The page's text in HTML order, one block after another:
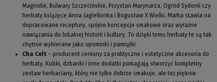
Magnolie, Bulwary Szczecińskie, Przystań Marynarza, Ogród Sydonii czy
herbaty książęce Anna Jagiellonka i Bogusław X Wielki. Marka stawia na
dopracowane receptury, spójne koncepcje smakowe oraz wyraźne
nawiązania do lokalnej historii i kultury. To dzięki temu herbaty te są tak
chętnie wybierane jako upominki i pamiątki.
Cha Cult – producent ceniony za praktyczne i estetyczne akcesoria do
herbaty. Kubki, dzbanki i inne dodatki pomagają stworzyć kompletny
zestaw herbaciany, który nie tylko dobrze smakuje, ale też pięknie